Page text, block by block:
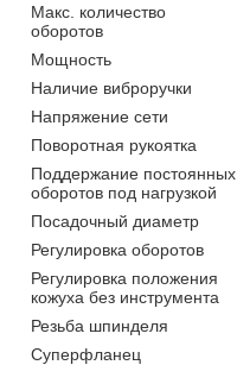
Макс. количество
оборотов
Мощность
Наличие виброручки
Напряжение сети
Поворотная рукоятка
Поддержание постоянных
оборотов под нагрузкой
Посадочный диаметр
Регулировка оборотов
Регулировка положения
кожуха без инструмента
Резьба шпинделя
Суперфланец